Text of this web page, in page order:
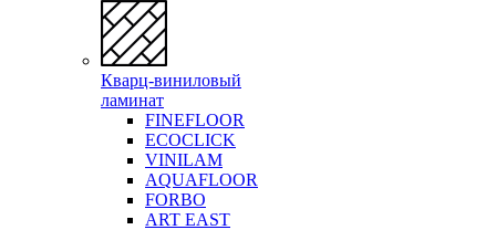
Кварц-виниловый
ламинат
FINEFLOOR
ECOCLICK
VINILAM
AQUAFLOOR
FORBO
ART EAST